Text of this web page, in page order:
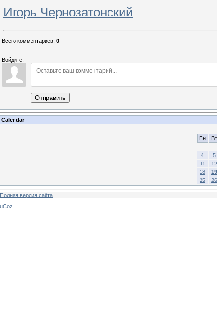
Игорь Чернозатонский
Всего комментариев: 0
Войдите:
Отправить
Calendar
Пн Вт
4
5
11
12
18
19
25
26
Полная версия сайта
uCoz